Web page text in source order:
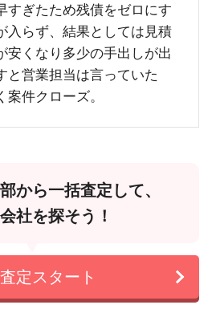
すぎたため残債をゼロにす
入らず、結果としては見積
安くなり多少の手出しが出
と営業担当は言っていた
件クローズ。
から一括査定して、
社を探そう！
定スタート